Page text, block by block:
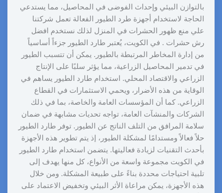
بالتوازن البيئي وإحداث الفوضى في المحاصيل، مما يستدعي
الحاجة لاستخدام أجهزة طرد الطيور الفعالة تعمل شركتنا
علي منع ظهور الحشرات في المنزل لذلك نستخدم افضل
رش حشرات . في الكويت، يُعتبر طارد الطيور جزءاً أساسياً
من إدارة المخاطر المرتبطة بالطيور. يمكن أن تتسبب الطيور
في تدمير المحاصيل الزراعية، مما يؤثر سلبًا على الإنتاج
الزراعي والاقتصاد المحلي. استخدام طارد الطيور يساهم في
الوقاية من هذه الأضرار، ويحمي الاستثمارات في القطاع
الزراعي. كما أن المؤسسات العامة والخاصة، بما في ذلك
الشركات والمنشآت العامة، تواجه تحديات مشابهة في ضمان
سلامة المرافق من التلف الناتج عن الطيور. توفر طارد الطيور
حلاً فعالاً ومستدامًا لمشكلة الطيور، إذ يتم تطوير هذه الأجهزة
بأحدث التقنيات لزيادة فعاليتها. يتضمن استخدام طارد الطيور
في الكويت مجموعة واسعة من الأنواع، كل منها يهدف إلى
تلبية احتياجات محددة بناءً على طبيعة المشكلة. ومن خلال
هذه الأجهزة، يمكن مراعاة الأثر البيئي وتخفيض الاعتماد على